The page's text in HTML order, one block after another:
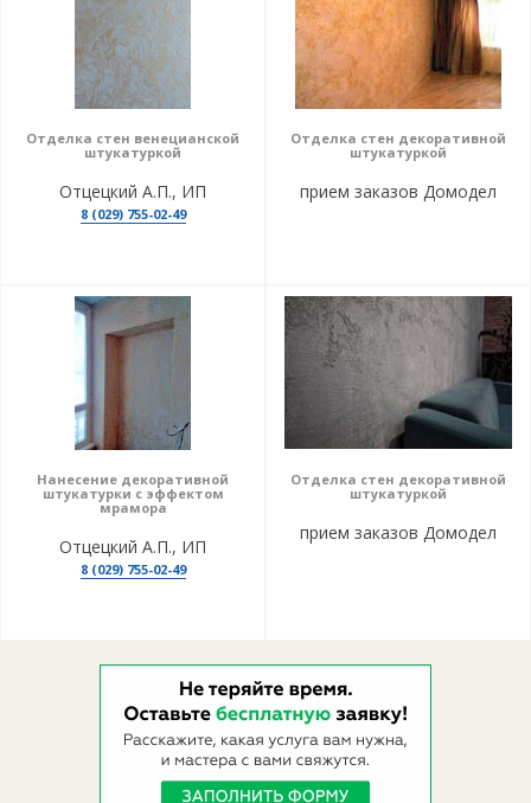
Отделка стен венецианской
штукатуркой
Отцецкий А.П., ИП
8 (029) 755-02-49
Отделка стен декоративной
штукатуркой
прием заказов Домодел
Нанесение декоративной
штукатурки с эффектом
мрамора
Отцецкий А.П., ИП
8 (029) 755-02-49
Отделка стен декоративной
штукатуркой
прием заказов Домодел